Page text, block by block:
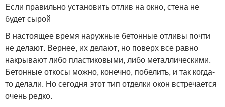
Если правильно установить отлив на окно, стена не
будет сырой
В настоящее время наружные бетонные отливы почти
не делают. Вернее, их делают, но поверх все равно
накрывают либо пластиковыми, либо металлическими.
Бетонные откосы можно, конечно, побелить, и так когда-
то делали. Но сегодня этот тип отделки окон встречается
очень редко.